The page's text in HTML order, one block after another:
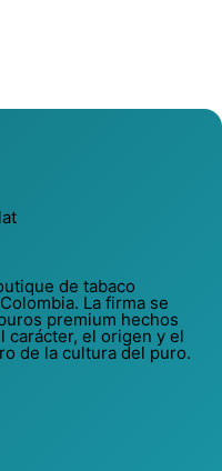
de tabaco
La firma se
premium hechos
carácter, el origen y el
de la cultura del puro.